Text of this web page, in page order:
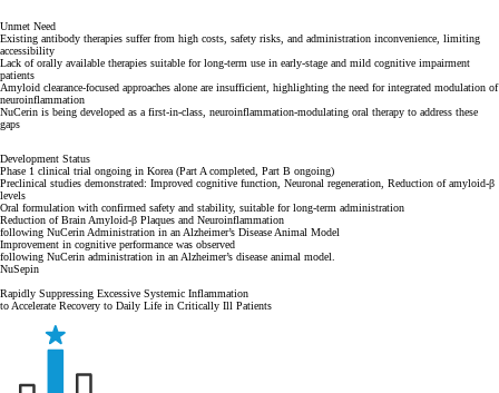
Unmet Need
Existing antibody therapies suffer from high costs, safety risks, and administration inconvenience, limiting
accessibility
Lack of orally available therapies suitable for long-term use in early-stage and mild cognitive impairment
patients
Amyloid clearance-focused approaches alone are insufficient, highlighting the need for integrated modulation of
neuroinflammation
NuCerin is being developed as a first-in-class, neuroinflammation-modulating oral therapy to address these
gaps
Development Status
Phase 1 clinical trial ongoing in Korea (Part A completed, Part B ongoing)
Preclinical studies demonstrated: Improved cognitive function, Neuronal regeneration, Reduction of amyloid-β
levels
Oral formulation with confirmed safety and stability, suitable for long-term administration
Reduction of Brain Amyloid-β Plaques and Neuroinflammation
following NuCerin Administration in an Alzheimer’s Disease Animal Model
Improvement in cognitive performance was observed
following NuCerin administration in an Alzheimer’s disease animal model.
NuSepin
Rapidly Suppressing Excessive Systemic Inflammation
to Accelerate Recovery to Daily Life in Critically Ill Patients